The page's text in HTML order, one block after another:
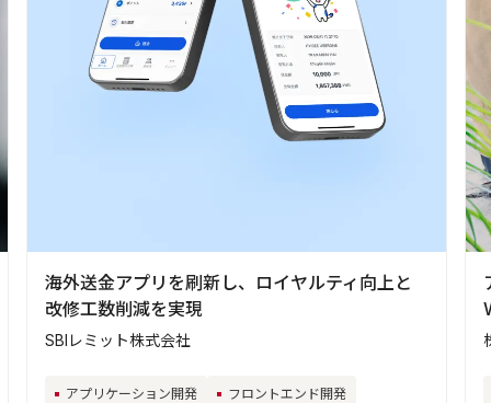
海外送金アプリを刷新し、ロイヤルティ向上と
改修工数削減を実現
SBIレミット株式会社
アプリケーション開発 フロントエンド開発